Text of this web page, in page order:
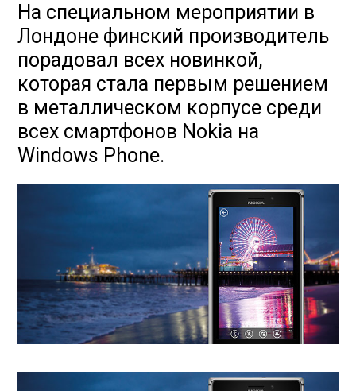
На специальном мероприятии в
Лондоне финский производитель
порадовал всех новинкой,
которая стала первым решением
в металлическом корпусе среди
всех смартфонов Nokia на
Windows Phone.